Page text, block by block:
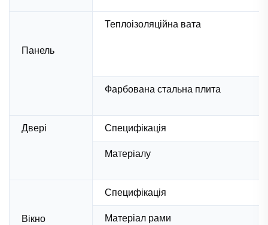
Панель
Теплоізоляційна вата
Фарбована стальна плита
Двері Специфікація
Матеріалу
Вікно
Специфікація
Матеріал рами